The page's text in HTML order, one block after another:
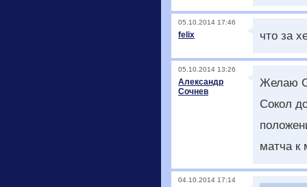
05.10.2014 17:46
felix что за
05.10.2014 13:26
Александр
Сочнев
Желаю
Сокол
матча к
04.10.2014 17:14